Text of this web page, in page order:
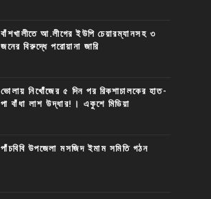
বাঁশখালীতে আ.লীগের ইউপি চেয়ারম্যানসহ ৩
জনের বিরুদ্ধে পরোয়ানা জারি
ভোলায় নিখোঁজের ৫ দিন পর রিকশাচালকের হাত-
পা বাঁধা লাশ উদ্ধার!। একুশে মিডিয়া
পাঁচবিবি উপজেলা মসজিদ ইমাম সমিতি গঠন